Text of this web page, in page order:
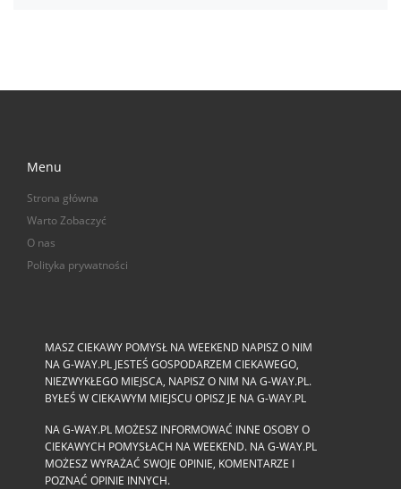
Menu
Strona główna
Warto Zobaczyć
O nas
Polityka prywatności
MASZ CIEKAWY POMYSŁ NA WEEKEND NAPISZ O NIM
NA G-WAY.PL JESTEŚ GOSPODARZEM CIEKAWEGO,
NIEZWYKŁEGO MIEJSCA, NAPISZ O NIM NA G-WAY.PL.
BYŁEŚ W CIEKAWYM MIEJSCU OPISZ JE NA G-WAY.PL
NA G-WAY.PL MOŻESZ INFORMOWAĆ INNE OSOBY O
CIEKAWYCH POMYSŁACH NA WEEKEND. NA G-WAY.PL
MOŻESZ WYRAŻAĆ SWOJE OPINIE, KOMENTARZE I
POZNAĆ OPINIE INNYCH.